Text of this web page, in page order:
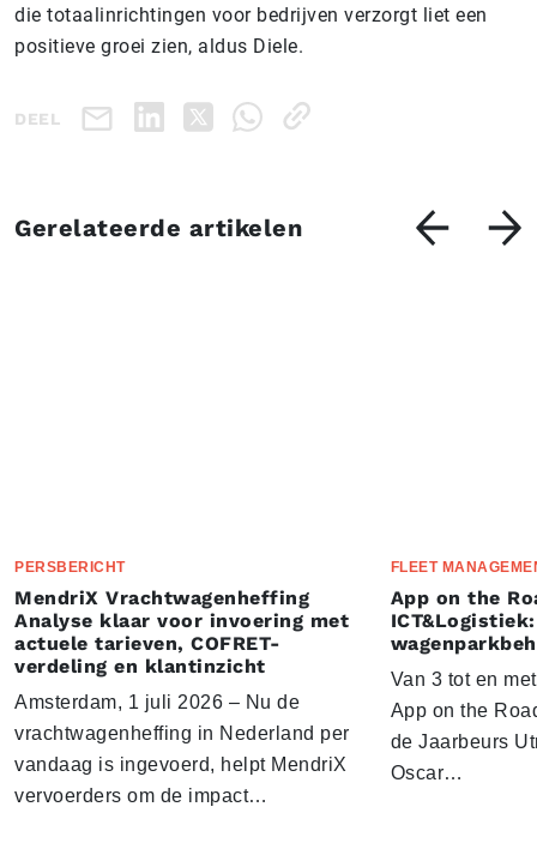
die totaalinrichtingen voor bedrijven verzorgt liet een
positieve groei zien, aldus Diele.
DEEL
Gerelateerde artikelen
PERSBERICHT
MendriX Vrachtwagenheffing
Analyse klaar voor invoering met
actuele tarieven, COFRET-
verdeling en klantinzicht
Amsterdam, 1 juli 2026 – Nu de
vrachtwagenheffing in Nederland per
vandaag is ingevoerd, helpt MendriX
vervoerders om de impact…
FLEET
App on the
Van 3 tot en
App on the
de Jaarbeurs
Oscar…